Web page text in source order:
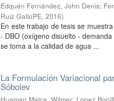
Edquén Fernández, John Denis;
Ruiz GalloPE,2016)
En este trabajo de tesis se
- DBO (oxígeno disuelto -
se toma a la calidad de agua ...
La Formulación Variacional
Sóbolev
Huaman Malca, Wilmer; Lopez